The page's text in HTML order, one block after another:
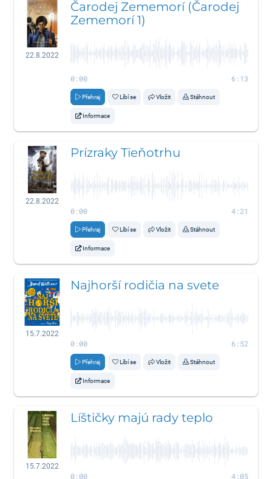
22.8.2022
Čarodej Zememorí (Čarodej
Zememorí 1)
0:00 6:13
Přehraj Líbí se Vložit Stáhnout
Informace
22.8.2022
Prízraky Tieňotrhu
0:00 4:21
Přehraj Líbí se Vložit Stáhnout
Informace
15.7.2022
Najhorší rodičia na svete
0:00 6:52
Přehraj Líbí se Vložit Stáhnout
Informace
15.7.2022
Líštičky majú rady teplo
0:00 4:05